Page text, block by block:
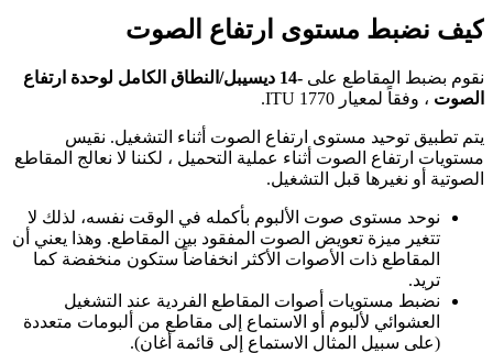
كيف نضبط مستوى ارتفاع الصوت
نقوم بضبط المقاطع على
-14 ديسيبل/النطاق الكامل لوحدة ارتفاع
الصوت ، وفقاً لمعيار ITU 1770.
يتم تطبيق توحيد مستوى ارتفاع الصوت أثناء التشغيل. نقيس
مستويات ارتفاع الصوت أثناء عملية التحميل ، لكننا لا نعالج المقاطع
الصوتية أو نغيرها قبل التشغيل.
نوحد مستوى صوت الألبوم بأكمله في الوقت نفسه، لذلك لا
تتغير ميزة تعويض الصوت المفقود بين المقاطع. وهذا يعني أن
المقاطع ذات الأصوات الأكثر انخفاضاً ستكون منخفضة كما
تريد.
نضبط مستويات أصوات المقاطع الفردية عند التشغيل
العشوائي لألبوم أو الاستماع إلى مقاطع من ألبومات متعددة
(على سبيل المثال الاستماع إلى قائمة أغانٍ).